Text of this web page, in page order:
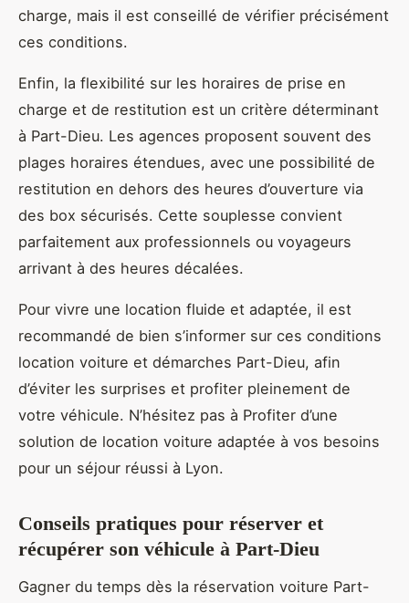
charge, mais il est conseillé de vérifier précisément
ces conditions.
Enfin, la flexibilité sur les horaires de prise en
charge et de restitution est un critère déterminant
à Part-Dieu. Les agences proposent souvent des
plages horaires étendues, avec une possibilité de
restitution en dehors des heures d’ouverture via
des box sécurisés. Cette souplesse convient
parfaitement aux professionnels ou voyageurs
arrivant à des heures décalées.
Pour vivre une location fluide et adaptée, il est
recommandé de bien s’informer sur ces conditions
location voiture et démarches Part-Dieu, afin
d’éviter les surprises et profiter pleinement de
votre véhicule. N’hésitez pas à Profiter d’une
solution de location voiture adaptée à vos besoins
pour un séjour réussi à Lyon.
Conseils pratiques pour réserver et
récupérer son véhicule à Part-Dieu
Gagner du temps dès la réservation voiture Part-